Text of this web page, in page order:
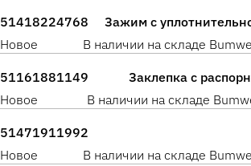
51418224768
Зажим с
Новое
В наличии на складе
51161881149
Заклепка с
Новое
В наличии на складе
51471911992
Новое
В наличии на складе